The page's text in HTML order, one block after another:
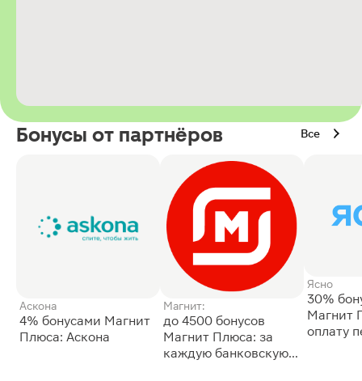
Бонусы от партнёров Все
Аскона
4% бонусами Магнит
Плюса: Аскона
Магнит:
до 4500 бонусов
Магнит Плюса: за
каждую банковскую
Ясно
30%
Магнит
оплату